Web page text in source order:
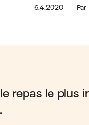
6.4.2020 Par
repas le plus